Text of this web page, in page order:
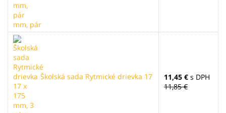
mm, pár
Školská sada Rytmické drievka 17 11,45 € s DPH
11,85 €